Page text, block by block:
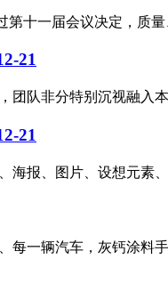
十一届会议决定，质
21
队非分特别沉视融入
21
报、图片、设想元素
一辆汽车，灰钙涂料